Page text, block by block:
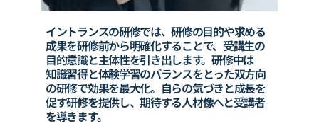
イントランスの研修では、研修の目的や求める
成果を研修前から明確化することで、受講生の
目的意識と主体性を引き出します。研修中は
知識習得と体験学習のバランスをとった双方向
の研修で効果を最大化。 自らの気づきと成長を
促す研修を提供し、期待する人材像へと受講者
を導きます。